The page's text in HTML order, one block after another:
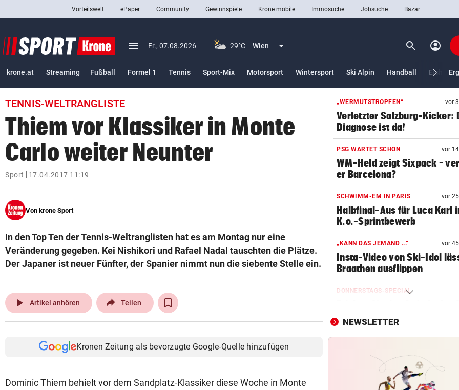
closeSchließen
Abonnieren
pin_drop
bookmark
search
Suchbegriff
© Krone Multimedia GmbH & Co KG 2026
Muthgasse 2, 1190 Wien
Vorteilswelt ePaper Community Gewinnspiele Krone mobile Immosuche Jobsuche Bazar
menu Menü aufklappen
Fr., 07.08.2026 29°C Wien Menü aufklappen search Suchen
account_circle
krone.at Streaming Fußball Formel 1 Tennis Sport-Mix Motorsport Wintersport Ski Alpin Handball
TENNIS-WELTRANGLISTE
Thiem vor Klassiker in Monte
Carlo weiter Neunter
Sport 17.04.2017 11:19
Von krone Sport
In den Top Ten der Tennis-Weltranglisten hat es am Montag nur eine
Veränderung gegeben. Kei Nishikori und Rafael Nadal tauschten die Plätze.
Der Japaner ist neuer Fünfter, der Spanier nimmt nun die siebente Stelle ein.
play_arrow Artikel anhören Teilen
Kronen Zeitung als bevorzugte Google-Quelle hinzufügen
Dominic Thiem behielt vor dem Sandplatz-Klassiker diese Woche in Monte
„WERMUTSTROPFEN“ vor
Verletzter Salzburg-Kicker:
Diagnose ist da!
PSG WARTET SCHON vor
WM-Held zeigt Sixpack –
er Barcelona?
SCHWIMM-EM IN PARIS vor
Halbfinal-Aus für Luca Karl
K.o.-Sprintbewerb
„KANN DAS JEMAND ...“ vor
Insta-Video von Ski-Idol
Braathen ausflippen
DONNERSTAGS-SPECIAL
Champions Tour!
HIT IN SALZBURG SCHULD
schon um 18 Uhr spielt
NACH OPERATION
NEWSLETTER